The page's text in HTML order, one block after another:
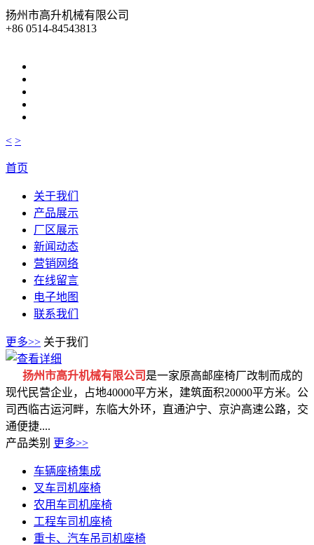
扬州市高升机械有限公司
+86 0514-84543813
< >
首页
关于我们
产品展示
厂区展示
新闻动态
营销网络
在线留言
电子地图
联系我们
更多>> 关于我们
扬州市高升机械有限公司 是一家原高邮座椅厂改制而成的
现代民营企业，占地40000平方米，建筑面积20000平方米。公
司西临古运河畔，东临大外环，直通沪宁、京沪高速公路，交
通便捷....
产品类别 更多>>
车辆座椅集成
叉车司机座椅
农用车司机座椅
工程车司机座椅
重卡、汽车吊司机座椅